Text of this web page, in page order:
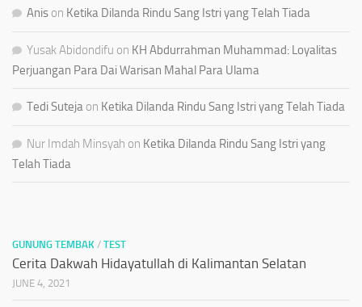
Anis on Ketika Dilanda Rindu Sang Istri yang Telah Tiada
Yusak Abidondifu on KH Abdurrahman Muhammad: Loyalitas
Perjuangan Para Dai Warisan Mahal Para Ulama
Tedi Suteja on Ketika Dilanda Rindu Sang Istri yang Telah Tiada
Nur Imdah Minsyah on Ketika Dilanda Rindu Sang Istri yang
Telah Tiada
GUNUNG TEMBAK / TEST
Cerita Dakwah Hidayatullah di Kalimantan Selatan
JUNE 4, 2021